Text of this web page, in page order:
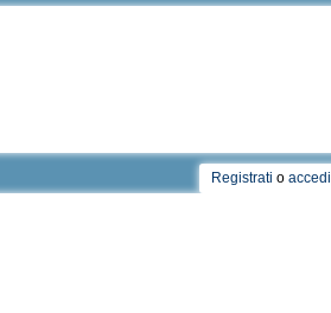
Registrati o accedi